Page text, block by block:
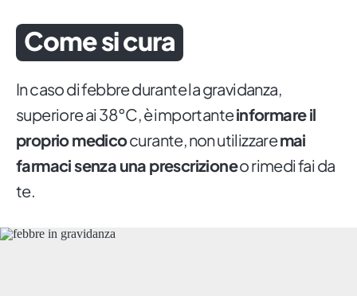
Come si cura
In caso di febbre durante la gravidanza,
superiore ai 38°C, è importanteinformare il
proprio medicocurante, non utilizzaremai
farmaci senza una prescrizioneo rimedi fai da
te.